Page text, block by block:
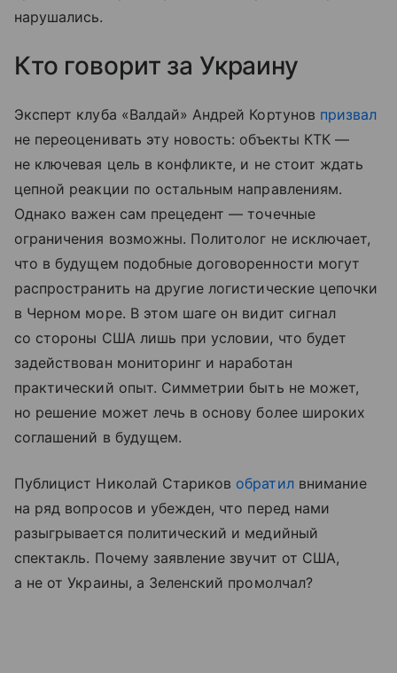
нарушались.
Кто говорит за Украину
Эксперт клуба «Валдай» Андрей Кортунов призвал
не переоценивать эту новость: объекты КТК —
не ключевая цель в конфликте, и не стоит ждать
цепной реакции по остальным направлениям.
Однако важен сам прецедент — точечные
ограничения возможны. Политолог не исключает,
что в будущем подобные договоренности могут
распространить на другие логистические цепочки
в Черном море. В этом шаге он видит сигнал
со стороны США лишь при условии, что будет
задействован мониторинг и наработан
практический опыт. Симметрии быть не может,
но решение может лечь в основу более широких
соглашений в будущем.
Публицист Николай Стариков обратилвнимание
на ряд вопросов и убежден, что перед нами
разыгрывается политический и медийный
спектакль. Почему заявление звучит от США,
а не от Украины, а Зеленский промолчал?